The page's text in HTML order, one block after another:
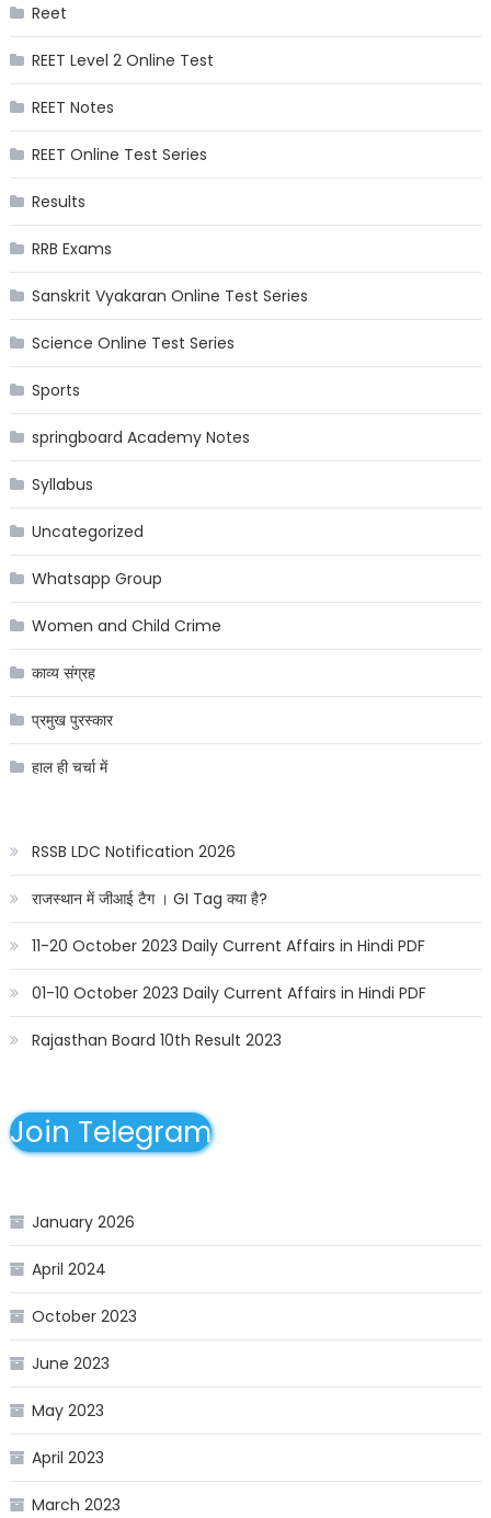
Reet
REET Level 2 Online Test
REET Notes
REET Online Test Series
Results
RRB Exams
Sanskrit Vyakaran Online Test Series
Science Online Test Series
Sports
springboard Academy Notes
Syllabus
Uncategorized
Whatsapp Group
Women and Child Crime
काव्य संग्रह
प्रमुख पुरस्कार
हाल ही चर्चा में
RSSB LDC Notification 2026
राजस्थान में जीआई टैग । GI Tag क्या है?
11-20 October 2023 Daily Current Affairs in Hindi PDF
01-10 October 2023 Daily Current Affairs in Hindi PDF
Rajasthan Board 10th Result 2023
Join Telegram
January 2026
April 2024
October 2023
June 2023
May 2023
April 2023
March 2023